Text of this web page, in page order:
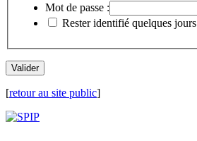
Mot de passe :
Rester identifié quelques jours
[retour au site public]